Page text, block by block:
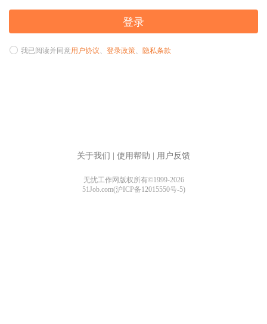
登录
我已阅读并同意用户协议、 登录政策、 隐私条款
关于我们 使用帮助 用户反馈
无忧工作网版权所有©1999-2026
51Job.com(沪ICP备12015550号-5)